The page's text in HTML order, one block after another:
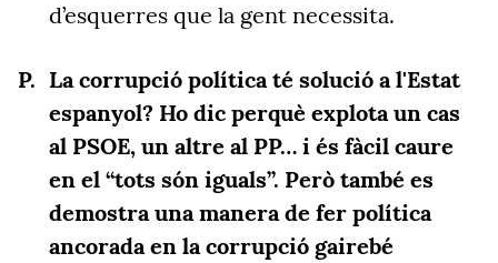
d’esquerres que la gent necessita.
La corrupció política té solució a l'Estat
espanyol? Ho dic perquè explota un cas
al PSOE, un altre al PP… i és fàcil caure
en el “tots són iguals”. Però també es
demostra una manera de fer política
ancorada en la corrupció gairebé